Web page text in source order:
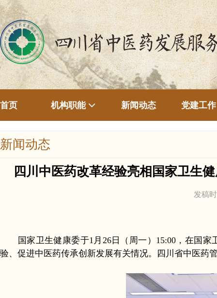
首页 机构职能 新闻动态 党建工作
新闻动态
四川中医药改革经验亮相国家卫生
发稿
国家卫生健康委于1月26日（周一）15:00，在国
验、促进中医药传承创新发展有关情况。四川省中医药